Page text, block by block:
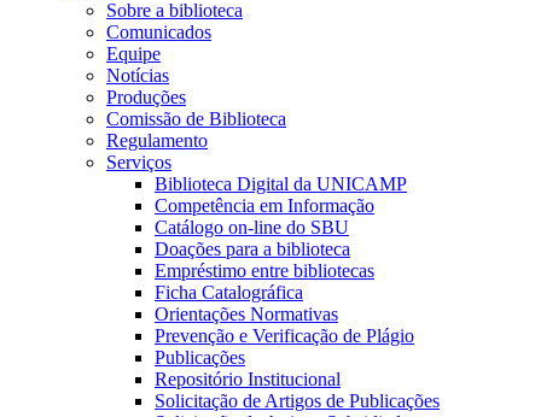
Sobre a biblioteca
Comunicados
Equipe
Notícias
Produções
Comissão de Biblioteca
Regulamento
Serviços
Biblioteca Digital da UNICAMP
Competência em Informação
Catálogo on-line do SBU
Doações para a biblioteca
Empréstimo entre bibliotecas
Ficha Catalográfica
Orientações Normativas
Prevenção e Verificação de Plágio
Publicações
Repositório Institucional
Solicitação de Artigos de Publicações